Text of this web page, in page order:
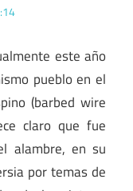
este año
pueblo en el
(barbed wire
claro que fue
alambre, en su
por temas de